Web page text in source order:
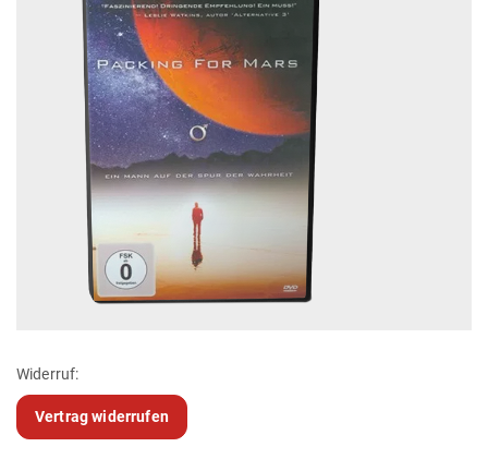
Widerruf:
Vertrag widerrufen